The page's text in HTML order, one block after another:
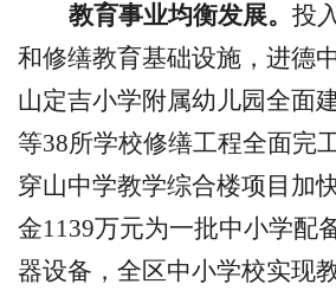
教育事业均衡发展。 投
和修缮教育基础设施，进德
山定吉小学附属幼儿园全面
等38所学校修缮工程全面完
穿山中学教学综合楼项目加
金1139万元为一批中小学配
器设备，全区中小学校实现